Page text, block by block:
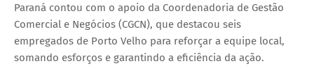
Paraná contou com o apoio da Coordenadoria de Gestão
Comercial e Negócios (CGCN), que destacou seis
empregados de Porto Velho para reforçar a equipe local,
somando esforços e garantindo a eficiência da ação.